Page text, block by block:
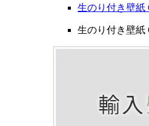
生のり付き壁紙
生のり付き壁紙